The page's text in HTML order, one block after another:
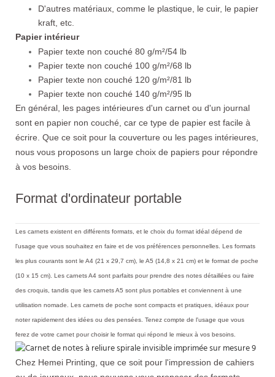
D'autres matériaux, comme le plastique, le cuir, le papier
kraft, etc.
Papier intérieur
Papier texte non couché 80 g/m²/54 lb
Papier texte non couché 100 g/m²/68 lb
Papier texte non couché 120 g/m²/81 lb
Papier texte non couché 140 g/m²/95 lb
En général, les pages intérieures d'un carnet ou d'un journal
sont en papier non couché, car ce type de papier est facile à
écrire. Que ce soit pour la couverture ou les pages intérieures,
nous vous proposons un large choix de papiers pour répondre
à vos besoins.
Format d'ordinateur portable
Les carnets existent en différents formats, et le choix du format idéal dépend de
l'usage que vous souhaitez en faire et de vos préférences personnelles. Les formats
les plus courants sont le A4 (21 x 29,7 cm), le A5 (14,8 x 21 cm) et le format de poche
(10 x 15 cm). Les carnets A4 sont parfaits pour prendre des notes détaillées ou faire
des croquis, tandis que les carnets A5 sont plus portables et conviennent à une
utilisation nomade. Les carnets de poche sont compacts et pratiques, idéaux pour
noter rapidement des idées ou des pensées. Tenez compte de l'usage que vous
ferez de votre carnet pour choisir le format qui répond le mieux à vos besoins.
Chez Hemei Printing, que ce soit pour l'impression de cahiers